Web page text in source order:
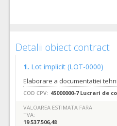
Detalii obiect contract
1. Lot implicit (LOT-0000)
COD CPV: 45000000-7 Lucrari de
VALOAREA ESTIMATA FARA
TVA:
19.537.506,48